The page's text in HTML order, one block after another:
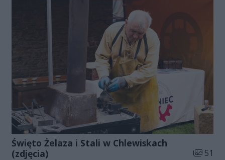
Święto Żelaza i Stali w Chlewiskach
(zdjęcia)
Liczba
51